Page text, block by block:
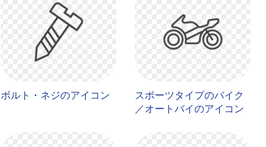
ボルト・ネジのアイコン
スポーツタイプのバイク
／オートバイのアイコン